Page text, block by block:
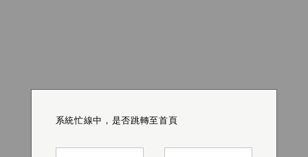
系統忙線中，是否跳轉至首頁
系統忙線中，是否跳轉至首頁
系統忙線中，是否跳轉至首頁
系統忙線中，是否跳轉至首頁
系統忙線中，是否跳轉至首頁